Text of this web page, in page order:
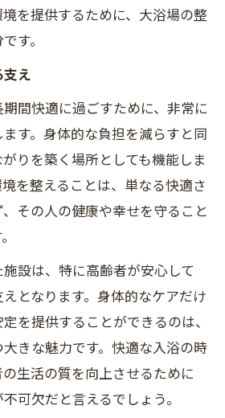
を提供するために、大浴場の整
す。
え
間快適に過ごすために、非常に
す。身体的な負担を減らすと同
りを築く場所としても機能しま
を整えることは、単なる快適さ
その人の健康や幸せを守ること
設は、特に高齢者が安心して
となります。身体的なケアだけ
を提供することができるのは、
きな魅力です。快適な入浴の時
生活の質を向上させるために
可欠だと言えるでしょう。